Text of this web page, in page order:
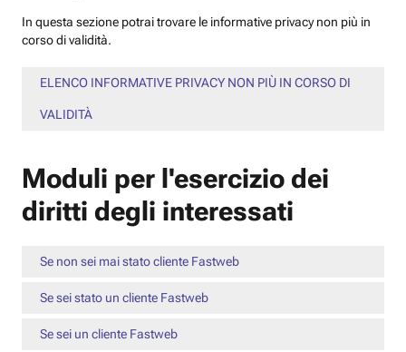
In questa sezione potrai trovare le informative privacy non più in
corso di validità.
ELENCO INFORMATIVE PRIVACY NON PIÙ IN CORSO DI
VALIDITÀ
Moduli per l'esercizio dei
diritti degli interessati
Se non sei mai stato cliente Fastweb
Se sei stato un cliente Fastweb
Se sei un cliente Fastweb